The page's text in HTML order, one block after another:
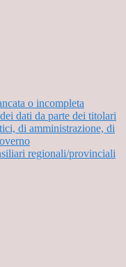
o incompleta
dati da parte dei titolari
di amministrazione, di
regionali/provinciali